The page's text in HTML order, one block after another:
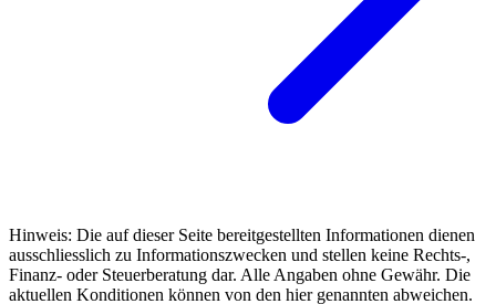
Hinweis: Die auf dieser Seite bereitgestellten Informationen dienen
ausschliesslich zu Informationszwecken und stellen keine Rechts-,
Finanz- oder Steuerberatung dar. Alle Angaben ohne Gewähr. Die
aktuellen Konditionen können von den hier genannten abweichen.